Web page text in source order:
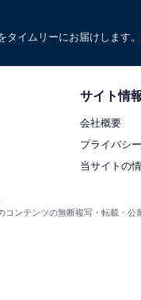
タイムリーにお届けします
サイト情
会社概要
プライバシ
当サイトの
ンテンツの無断複写・転載・公